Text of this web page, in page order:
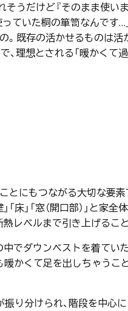
うだけど『そのまま使い
ていた桐の箪笥なんです
既存の活かせるものは活
、理想とされる「暖かく
とにもつながる大切な要
床」「窓（開口部）」と家
レベルまで引き上げるこ
でダウンベストを着ていた
かくて足を出しちゃうこ
り分けられ、階段を中心